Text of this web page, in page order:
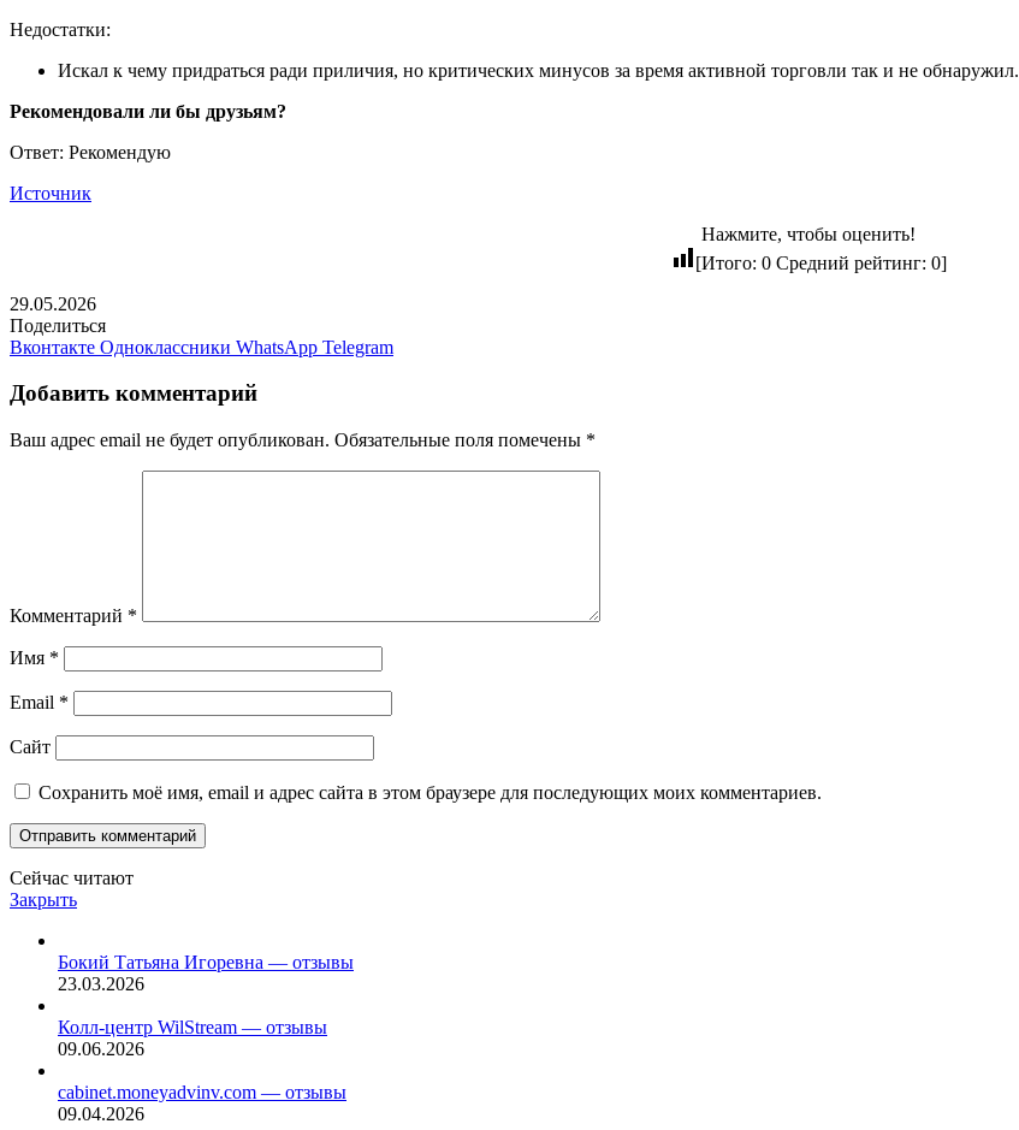
Недостатки:
Искал к чему придраться ради приличия, но критических минусов за время активной торговли так и не обнаружил.
Рекомендовали ли бы друзьям?
Ответ: Рекомендую
Источник
Нажмите, чтобы оценить!
[Итого: 0Средний рейтинг: 0]
29.05.2026
Поделиться
Вконтакте Одноклассники WhatsApp Telegram
Добавить комментарий
Ваш адрес email не будет опубликован. Обязательные поля помечены *
Комментарий *
Имя *
Email *
Сайт
Сохранить моё имя, email и адрес сайта в этом браузере для последующих моих комментариев.
Сейчас читают
Закрыть
Бокий Татьяна Игоревна — отзывы
23.03.2026
Колл-центр WilStream — отзывы
09.06.2026
cabinet.moneyadvinv.com — отзывы
09.04.2026